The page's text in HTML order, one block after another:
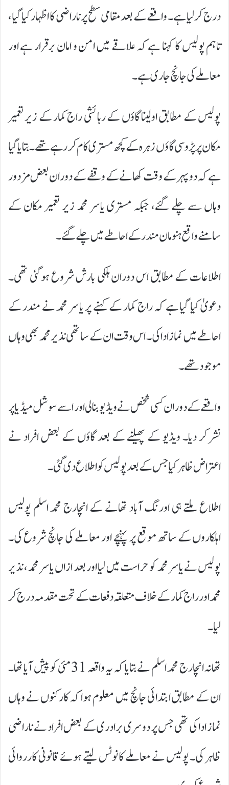
درج کر لیا ہے۔ واقعے کے بعد مقامی سطح پر ناراضی کا اظہار کیا گیا،
تاہم پولیس کا کہنا ہے کہ علاقے میں امن و امان برقرار ہے اور
معاملے کی جانچ جاری ہے۔
پولیس کے مطابق اولینا گاؤں کے رہائشی راج کمار کے زیر تعمیر
مکان پر پڑوسی گاؤں زہرہ کے کچھ مستری کام کر رہے تھے۔ بتایا گیا
ہے کہ دوپہر کے وقت کھانے کے وقفے کے دوران بعض مزدور
وہاں سے چلے گئے، جبکہ مستری یاسر محمد زیر تعمیر مکان کے
سامنے واقع ہنومان مندر کے احاطے میں چلے گئے۔
اطلاعات کے مطابق اس دوران ہلکی بارش شروع ہو گئی تھی۔
دعویٰ کیا گیا ہے کہ راج کمار کے کہنے پر یاسر محمد نے مندر کے
احاطے میں نماز ادا کی۔ اس وقت ان کے ساتھی نذیر محمد بھی وہاں
موجود تھے۔
واقعے کے دوران کسی شخص نے ویڈیو بنا لی اور اسے سوشل میڈیا پر
نشر کر دیا۔ ویڈیو کے پھیلنے کے بعد گاؤں کے بعض افراد نے
اعتراض ظاہر کیا جس کے بعد پولیس کو اطلاع دی گئی۔
اطلاع ملتے ہی اورنگ آباد تھانے کے انچارج محمد اسلم پولیس
اہلکاروں کے ساتھ موقع پر پہنچے اور معاملے کی جانچ شروع کی۔
پولیس نے یاسر محمد کو حراست میں لیا اور بعد ازاں یاسر محمد، نذیر
محمد اور راج کمار کے خلاف متعلقہ دفعات کے تحت مقدمہ درج کر
لیا۔
تھانہ انچارج محمد اسلم نے بتایا کہ یہ واقعہ 31 مئی کو پیش آیا تھا۔
ان کے مطابق ابتدائی جانچ میں معلوم ہوا کہ کارکنوں نے وہاں
نماز ادا کی تھی جس پر دوسری برادری کے بعض افراد نے ناراضی
ظاہر کی۔ پولیس نے معاملے کا نوٹس لیتے ہوئے قانونی کارروائی